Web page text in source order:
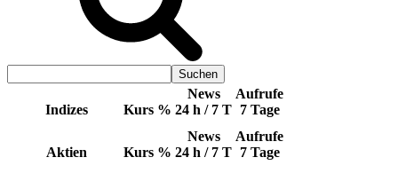
Indizes Kurs %
News
24 h / 7 T
Aufrufe
7 Tage
Aktien Kurs %
News
24 h / 7 T
Aufrufe
7 Tage